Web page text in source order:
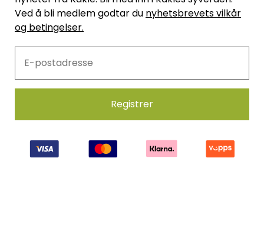
Ved å bli medlem godtar du nyhetsbrevets vilkår
og betingelser.